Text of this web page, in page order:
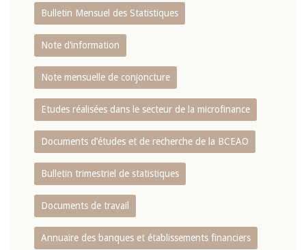
Bulletin Mensuel des Statistiques
Note d’information
Note mensuelle de conjoncture
Etudes réalisées dans le secteur de la microfinance
Documents d’études et de recherche de la BCEAO
Bulletin trimestriel de statistiques
Documents de travail
Annuaire des banques et établissements financiers